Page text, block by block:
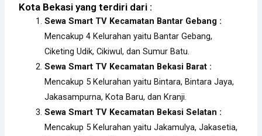
Kota Bekasi yang terdiri dari :
Sewa Smart TV Kecamatan Bantar Gebang :
Mencakup 4 Kelurahan yaitu Bantar Gebang,
Ciketing Udik, Cikiwul, dan Sumur Batu.
Sewa Smart TV Kecamatan Bekasi Barat :
Mencakup 5 Kelurahan yaitu Bintara, Bintara Jaya,
Jakasampurna, Kota Baru, dan Kranji.
Sewa Smart TV Kecamatan Bekasi Selatan :
Mencakup 5 Kelurahan yaitu Jakamulya, Jakasetia,